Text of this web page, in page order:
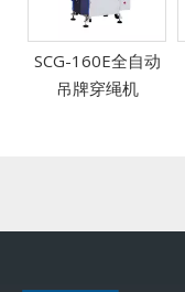
SCG-160E全自动
吊牌穿绳机